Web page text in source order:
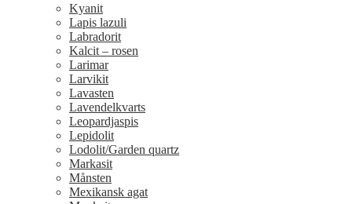
Kyanit
Lapis lazuli
Labradorit
Kalcit – rosen
Larimar
Larvikit
Lavasten
Lavendelkvarts
Leopardjaspis
Lepidolit
Lodolit/Garden quartz
Markasit
Månsten
Mexikansk agat